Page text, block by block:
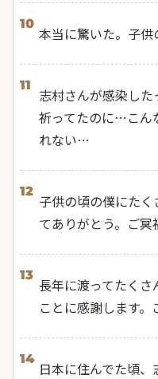
10
本当に驚いた。子
11
志村さんが感染し
祈ってたのに…こん
れない…
12
子供の頃の僕にた
てありがとう。ご冥
13
長年に渡ってたく
ことに感謝します。
14
日本に住んでた頃